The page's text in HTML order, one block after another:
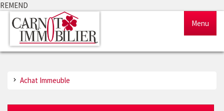
REMEND
Menu
Achat Immeuble